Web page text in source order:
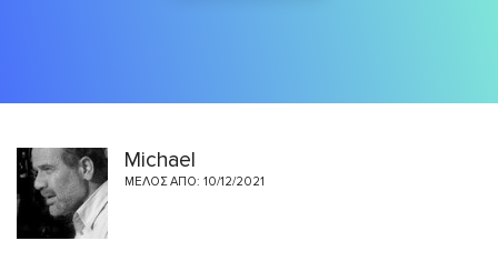
Michael
ΜΈΛΟΣ ΑΠΌ: 10/12/2021